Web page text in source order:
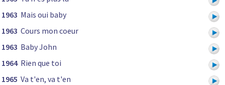
1963 Mais oui baby
1963 Cours mon coeur
1963 Baby John
1964 Rien que toi
1965 Va t'en, va t'en